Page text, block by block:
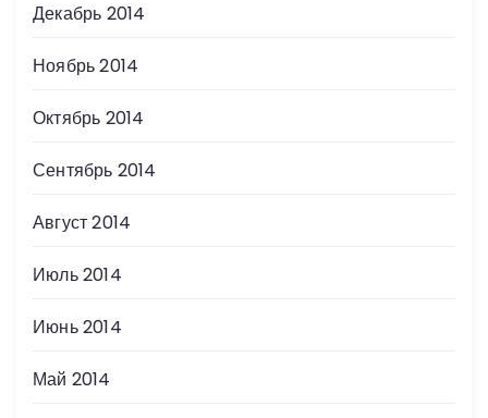
Декабрь 2014
Ноябрь 2014
Октябрь 2014
Сентябрь 2014
Август 2014
Июль 2014
Июнь 2014
Май 2014